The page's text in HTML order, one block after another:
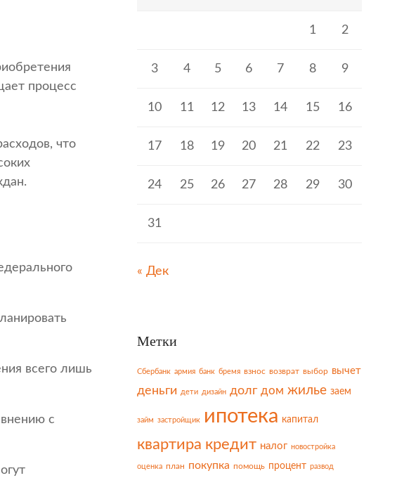
процесс
что
всего лишь
с
1 2
3 4 5 6 7 8 9
10 11 12 13 14 15 16
17 18 19 20 21 22 23
24 25 26 27 28 29 30
31
« Дек
Метки
Сбербанк армия банк бремя взнос возврат выбор вычет
деньги дети дизайн долг дом жилье заем
займ застройщик ипотека капитал
квартира кредит налог новостройка
оценка план покупка помощь процент развод